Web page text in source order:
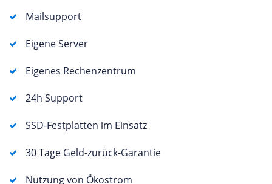
Mailsupport
Eigene Server
Eigenes Rechenzentrum
24h Support
SSD-Festplatten im Einsatz
30 Tage Geld-zurück-Garantie
Nutzung von Ökostrom